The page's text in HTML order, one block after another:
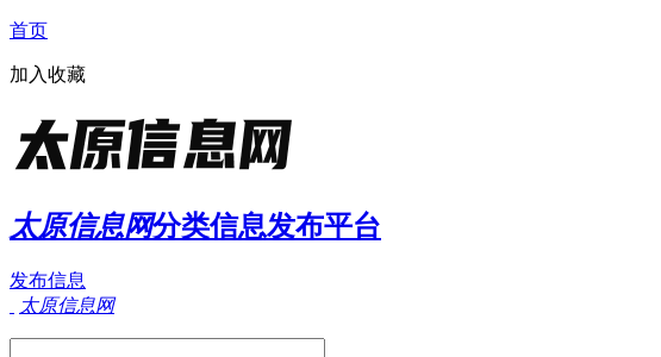
首页
加入收藏
太原信息网分类信息发布平台
发布信息
太原信息网